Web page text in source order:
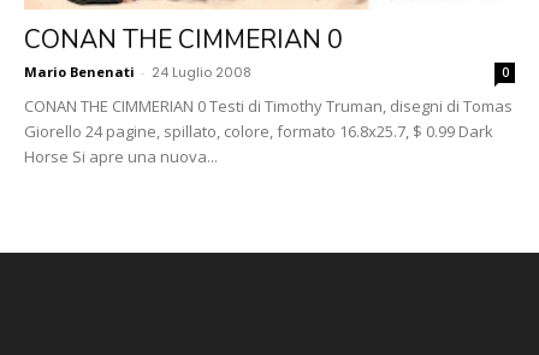
CONAN THE CIMMERIAN 0
Mario Benenati - 24 Luglio 2008 0
CONAN THE CIMMERIAN 0 Testi di Timothy Truman, disegni di Tomas
Giorello 24 pagine, spillato, colore, formato 16.8x25.7, $ 0.99 Dark
Horse Si apre una nuova...